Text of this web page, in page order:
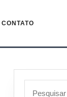
CONTATO
for: